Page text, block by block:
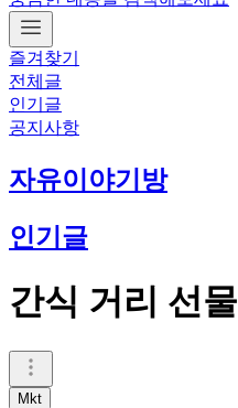
즐겨찾기
전체글
인기글
공지사항
자유이야기방
인기글
간식 거리 선물
Mkt